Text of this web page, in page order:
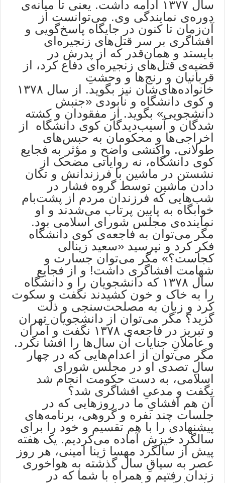
سال ۱۳۷۷ ادامه داشت. یعنی تا میانه‌ی
دوره‌ی نمایندگی وی. می‌توانست از
آن‌زمان تا کنون در جایگاه پاسخ‌گویی و
افشاگری بر سر قتل‌های زنجیره‌ای
بایستد و همان‌قدر که از پدرش در
قضیه‌ی قتل‌های زنجیره‌ای دفاع کرد، از
قربانیان و رنج‌ها و وحشتِ
خانواده‌های‌شان نیز بگوید. از سال ۱۳۷۸
و کوی دانشگاه و نابودی «جنبش
دانشجویی» بگوید. از مفقودان و کشته
شدگان و آسیب‌دیدگان کوی دانشگاه از
اخراجی‌ها و محکومان به حبس‌های
طولانی. واکنشی واضح و مؤثر به فجایع
کوی دانشگاه، نه روایاتی مضحک از
نشستن در ماشین با فرزندانش و تکان
دادن ماشین توسط گروه فشار در
شب‌هایی که فرزندان مردم از پشت‌بام
خوابگاه به پایین پرتاب می‌شدند و او
نماینده‌ی مجلس شورای اسلامی بود.
مگر می‌توان به فاجعه‌ی کوی دانشگاه
فکر کرد و نپرسید «سعید زینالی
کجاست؟» مگر می‌توان جسارت و
شهامت افشاگری داشت! و از فجایع
سال ۱۳۷۸ که دانشجویان را و دانشگاه
را به خاک و خون کشیدند نگفت و سکوت
کرد و زبان به مصلحت‌سنجی و ذلت
گزید؟ مگر می‌توان از دانشجویان تهران
و تبریز در فاجعه‌ی ۱۳۷۸ نگفت و آمران
و عاملانِ جنایات آن سال‌ها را افشا نکرد.
مگر می‌توان از اعدام‌هایی که در چهار
سالِ تصدی او در مجلس شورای
اسلامی، به دست حکومت انجام شد
نگفت و مدعیِ افشاگری شد؟
آن هم افشایِ ما در روزهایی که در
جلسات چند نفره و گروهی، برنامه‌های
پیشنهادی را با هم تقسیم و خود را برای
سالگرد خیزش آماده می‌کردیم. یک هفته
پیش از سالگرد مهسا ژینا امینی، هر روز
عصر به سیاقِ سال گذشته به هواخوری
زندان رفتیم و همراه با شما که در